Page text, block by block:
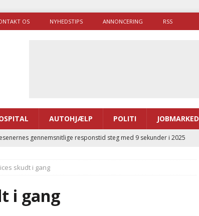
OS NYHEDSTIPS ANNONCERING RSS
AUTOHJÆLP POLITI JOBMARKED
gennemsnitlige responstid steg med 9 sekunder i 2025
Udløb af sygetransporttilladelser kan sende 400.000 kørsler over
og el-sygetransportvogn til Samsø
skudt i gang
i gang